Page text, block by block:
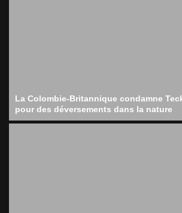
La Colombie-Britannique condamne
pour des déversements dans la nature